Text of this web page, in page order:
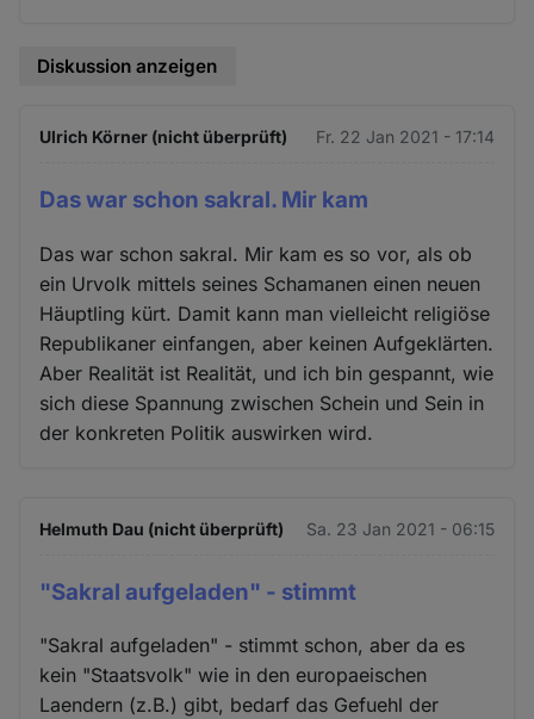
Diskussion anzeigen
Ulrich Körner (nicht überprüft) Fr. 22 Jan 2021 - 17:14
Das war schon sakral. Mir kam
Das war schon sakral. Mir kam es so vor, als ob
ein Urvolk mittels seines Schamanen einen neuen
Häuptling kürt. Damit kann man vielleicht religiöse
Republikaner einfangen, aber keinen Aufgeklärten.
Aber Realität ist Realität, und ich bin gespannt, wie
sich diese Spannung zwischen Schein und Sein in
der konkreten Politik auswirken wird.
Helmuth Dau (nicht überprüft) Sa. 23 Jan 2021 - 06:15
"Sakral aufgeladen" - stimmt
"Sakral aufgeladen" - stimmt schon, aber da es
kein "Staatsvolk" wie in den europaeischen
Laendern (z.B.) gibt, bedarf das Gefuehl der